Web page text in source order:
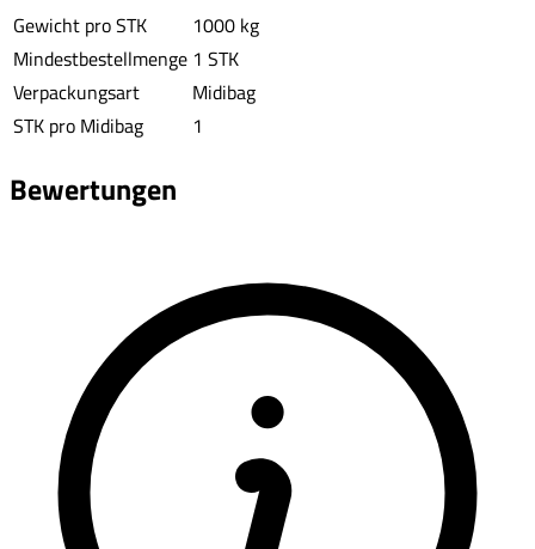
Gewicht pro STK
1000 kg
Mindestbestellmenge 1 STK
Verpackungsart
Midibag
STK pro Midibag
1
Bewertungen